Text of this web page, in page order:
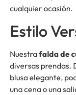
cualquier ocasión.
Estilo
Nuestrafalda de
diversas prendas.
blusa elegante,
una cena o una